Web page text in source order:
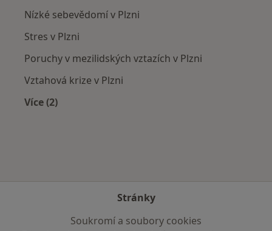
Nízké sebevědomí v Plzni
Stres v Plzni
Poruchy v mezilidských vztazích v Plzni
Vztahová krize v Plzni
Více (2)
Stránky
Soukromí a soubory cookies